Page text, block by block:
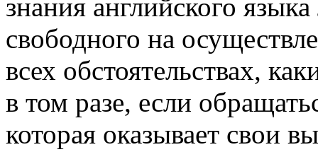
знания английского
свободного на
всех обстоятельствах,
в том разе, если
которая оказывает свои